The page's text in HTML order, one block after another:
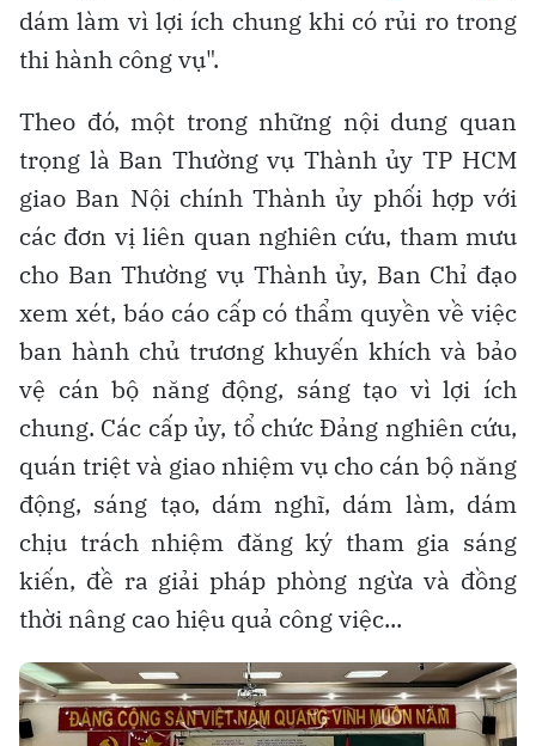
dám làm vì lợi ích chung khi có rủi ro trong
thi hành công vụ".
Theo đó, một trong những nội dung quan
trọng là Ban Thường vụ Thành ủy TP HCM
giao Ban Nội chính Thành ủy phối hợp với
các đơn vị liên quan nghiên cứu, tham mưu
cho Ban Thường vụ Thành ủy, Ban Chỉ đạo
xem xét, báo cáo cấp có thẩm quyền về việc
ban hành chủ trương khuyến khích và bảo
vệ cán bộ năng động, sáng tạo vì lợi ích
chung. Các cấp ủy, tổ chức Đảng nghiên cứu,
quán triệt và giao nhiệm vụ cho cán bộ năng
động, sáng tạo, dám nghĩ, dám làm, dám
chịu trách nhiệm đăng ký tham gia sáng
kiến, đề ra giải pháp phòng ngừa và đồng
thời nâng cao hiệu quả công việc...